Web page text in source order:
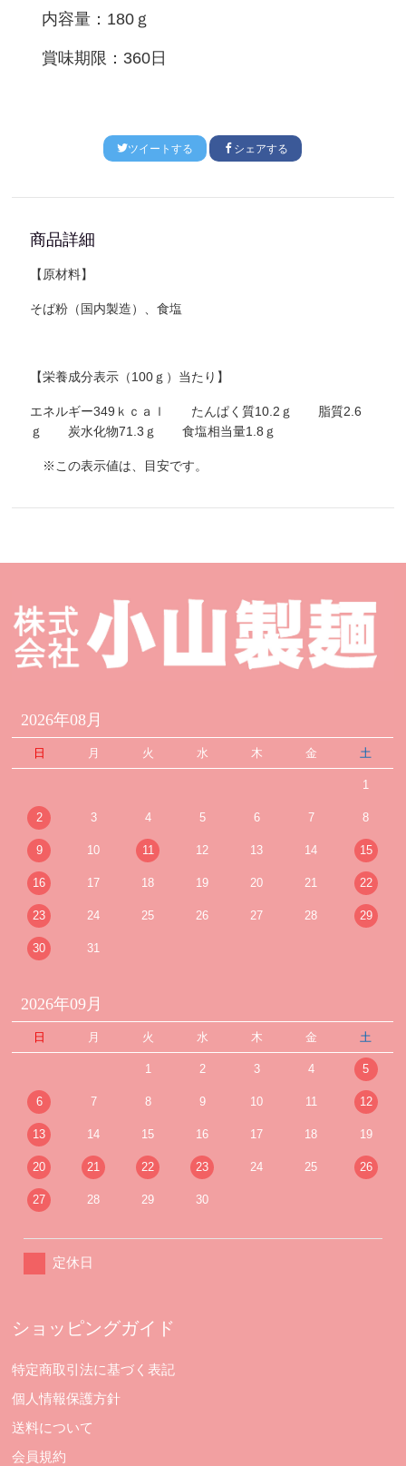
内容量：180ｇ
賞味期限：360日
ツイートする シェアする
商品詳細
【原材料】
そば粉（国内製造）、食塩
【栄養成分表示（100ｇ）当たり】
エネルギー349ｋｃａｌ たんぱく質10.2ｇ 脂質2.6
ｇ 炭水化物71.3ｇ 食塩相当量1.8ｇ
※この表示値は、目安です。
2026年08月
日 月 火 水 木 金 土
1
2 3 4 5 6 7 8
9 10 11 12 13 14 15
16 17 18 19 20 21 22
23 24 25 26 27 28 29
30 31
2026年09月
日 月 火 水 木 金 土
1 2 3 4 5
6 7 8 9 10 11 12
13 14 15 16 17 18 19
20 21 22 23 24 25 26
27 28 29 30
定休日
ショッピングガイド
特定商取引法に基づく表記
個人情報保護方針
送料について
会員規約